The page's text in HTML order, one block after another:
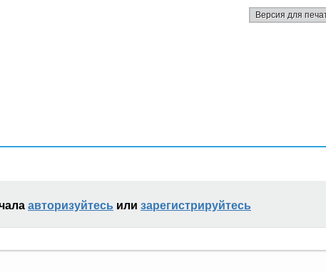
Версия для
авторизуйтесь или зарегистрируйтесь